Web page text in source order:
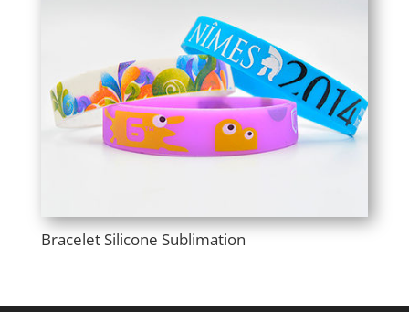
Bracelet Silicone Sublimation